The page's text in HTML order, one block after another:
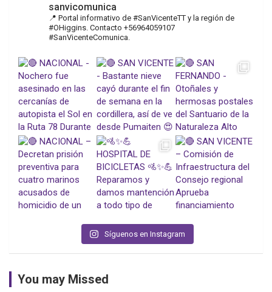
sanvicomunica
📍 Portal informativo de #SanVicenteTT y la región de
#OHiggins. Contacto +56964059107
#SanVicenteComunica.
Síguenos en Instagram
You may Missed